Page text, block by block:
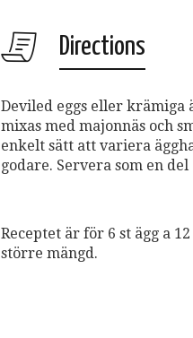
Directions
Deviled eggs eller krämiga
mixas med majonnäs och
enkelt sätt att variera
godare. Servera som en
Receptet är för 6 st ägg a
större mängd.